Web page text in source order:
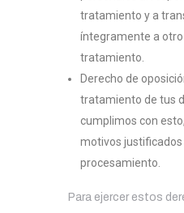
tratamiento y a
íntegramente a otro
tratamiento.
Derecho de
tratamiento de tus
cumplimos con
motivos justificados
procesamiento.
Para ejercer estos